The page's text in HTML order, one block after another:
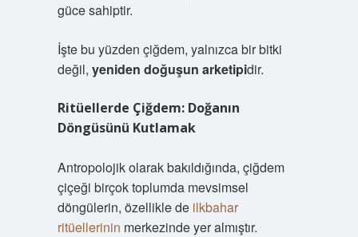
güce sahiptir.
İşte bu yüzden çiğdem, yalnızca bir bitki
değil, yeniden doğuşun arketipidir.
Ritüellerde Çiğdem: Doğanın
Döngüsünü Kutlamak
Antropolojik olarak bakıldığında, çiğdem
çiçeği birçok toplumda mevsimsel
döngülerin, özellikle de ilkbahar
ritüellerinin merkezinde yer almıştır.